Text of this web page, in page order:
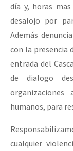
día y, horas
desalojo por
Además
con la presencia
entrada del
de dialogo
organizaciones
humanos, para
cualquier